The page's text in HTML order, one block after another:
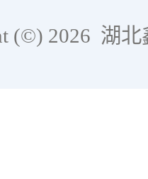
(©) 2026 湖北